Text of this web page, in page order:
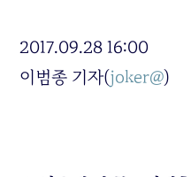
2017.09.28 16:00
이범종 기자(joker@)